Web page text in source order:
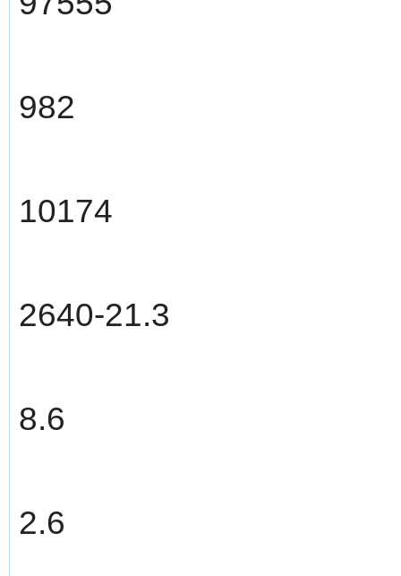
982
10174
2640-21.3
8.6
2.6